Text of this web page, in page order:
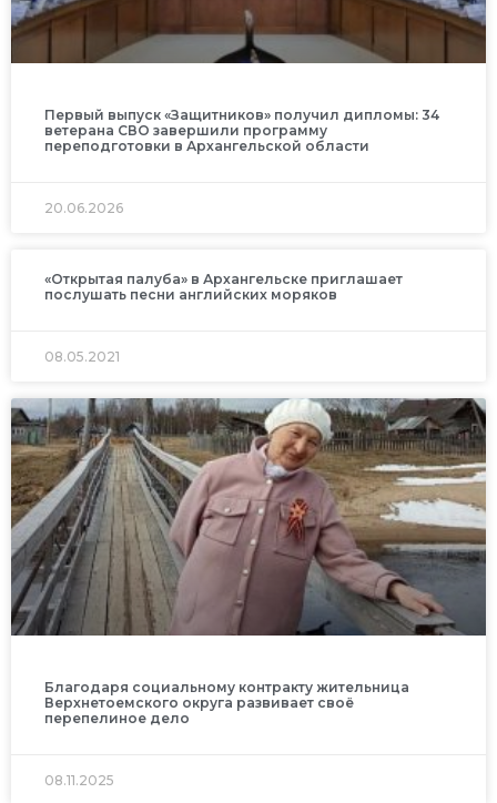
Первый выпуск «Защитников» получил дипломы: 34
ветерана СВО завершили программу
переподготовки в Архангельской области
20.06.2026
«Открытая палуба» в Архангельске приглашает
послушать песни английских моряков
08.05.2021
Благодаря социальному контракту жительница
Верхнетоемского округа развивает своё
перепелиное дело
08.11.2025